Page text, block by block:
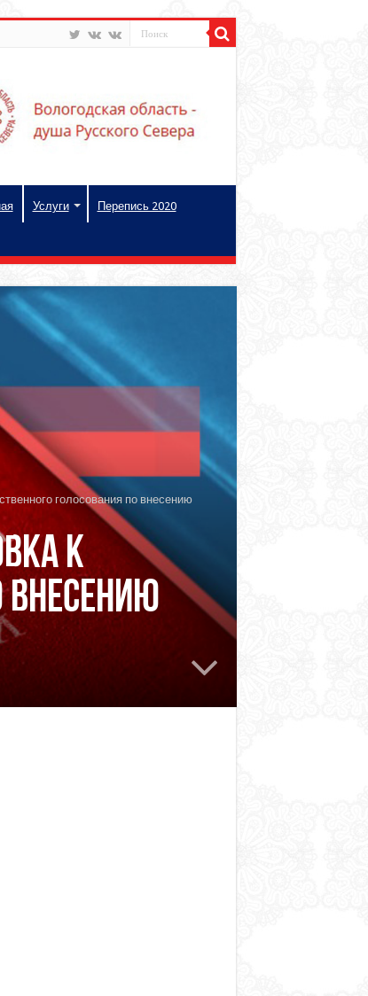
Услуги Перепись 2020
голосования по внесению
к
внесению